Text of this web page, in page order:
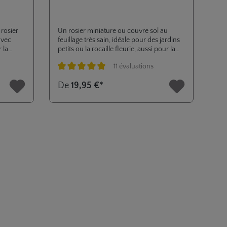
la
ou la
Un rosier miniature ou couvre sol au
feuillage très sain, idéale pour des jardins
petits ou la rocaille fleurie, aussi pour la
2003.
11 évaluations
De 19,95 €*